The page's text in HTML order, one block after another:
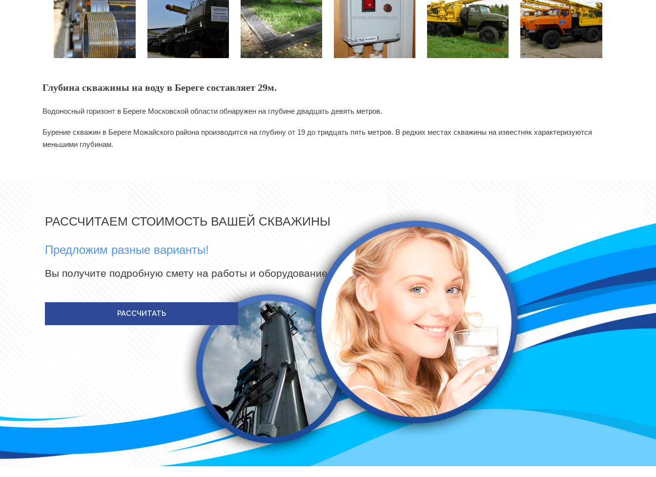
Глубина скважины на воду в Береге составляет 29м.
Водоносный горизонт в Береге Московской области обнаружен на глубине двадцать девять метров.
Бурение скважин в Береге Можайского района производится на глубину от 19 до тридцать пять метров. В редких местах скважины на известняк характеризуются
меньшими глубинам.
РАССЧИТАЕМ СТОИМОСТЬ ВАШЕЙ СКВАЖИНЫ
Предложим разные варианты!
Вы получите подробную смету на работы и оборудование
РАССЧИТАТЬ